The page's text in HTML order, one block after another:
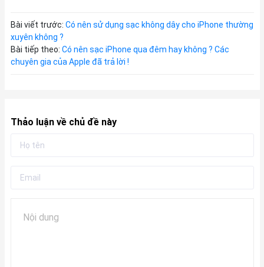
Bài viết trước: Có nên sử dụng sạc không dây cho iPhone thường
xuyên không ?
Bài tiếp theo: Có nên sạc iPhone qua đêm hay không ? Các
chuyên gia của Apple đã trả lời !
Thảo luận về chủ đề này